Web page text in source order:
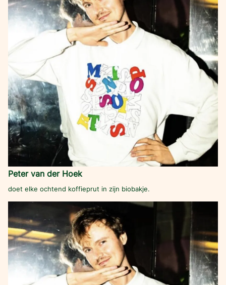
Peter van der Hoek
doet elke ochtend koffieprut in zijn biobakje.